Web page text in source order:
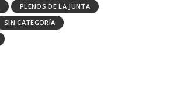
PLENOS DE LA JUNTA
SIN CATEGORÍA